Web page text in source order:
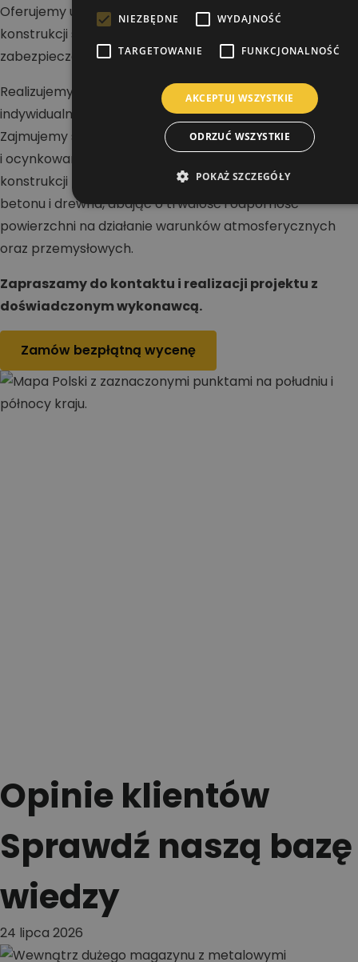
Oferujemy usługi w zakresie malowania dachów,
konstrukcji stalowych i betonowych oraz wykonywania
zabezpieczeń antykorozyjnych i ogniochronnych.
Realizujemy projekty na terenie całej Polski dla klientów
indywidualnych, firm i inwestorów przemysłowych.
Zajmujemy się renowacją dachów stalowych, blaszanych
i ocynkowanych, a także malowaniem hal oraz
konstrukcji nośnych. Wykonujemy zabezpieczenia stali,
betonu i drewna, dbając o trwałość i odporność
powierzchni na działanie warunków atmosferycznych
oraz przemysłowych.
Zapraszamy do kontaktu i realizacji projektu z
doświadczonym wykonawcą.
Zamów bezpłątną wycenę
Opinie klientów
Sprawdź naszą bazę
wiedzy
24 lipca 2026
NIEZBĘDNE WYDAJNOŚĆ
TARGETOWANIE FUNKCJONALNOŚĆ
AKCEPTUJ WSZYSTKIE
ODRZUĆ WSZYSTKIE
POKAŻ SZCZEGÓŁY